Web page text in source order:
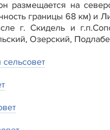
размещается на
границы 68 км) и
г. Скидель и
Озерский,